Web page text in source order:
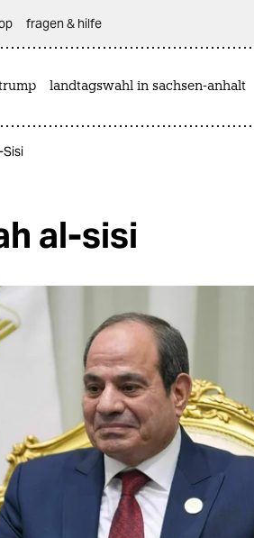
fragen & hilfe
landtagswahl in sachsen-anhalt
Sisi
al-sisi